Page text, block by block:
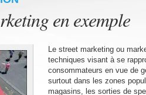
en exemple
Le street marketing ou
techniques visant à se
consommateurs en vue de
surtout dans les zones
magasins, les sorties de